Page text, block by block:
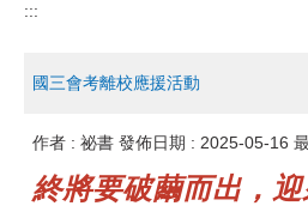
:::
國三會考離校應援活動
作者 : 祕書 發佈日期 : 2025-05-16
終將要破繭而出，